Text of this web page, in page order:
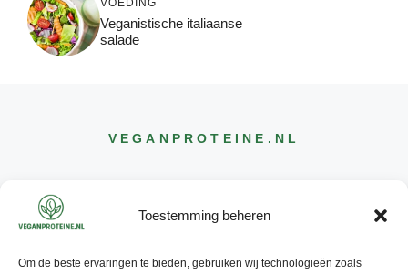
Toestemming beheren
Om de beste ervaringen te bieden, gebruiken wij technologieën zoals
VOEDING
Veganistische italiaanse
salade
VEGANPROTEINE .NL
CONTACT